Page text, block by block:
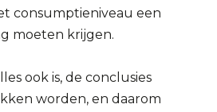
consumptieniveau een
moeten krijgen.
ook is, de conclusies
worden, en daarom